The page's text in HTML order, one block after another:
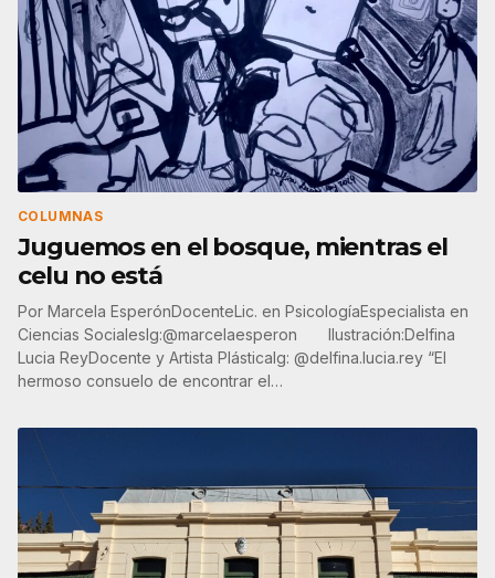
COLUMNAS
Juguemos en el bosque, mientras el
celu no está
Por Marcela EsperónDocenteLic. en PsicologíaEspecialista en
Ciencias SocialesIg:@marcelaesperon Ilustración:Delfina
Lucia ReyDocente y Artista PlásticaIg: @delfina.lucia.rey “El
hermoso consuelo de encontrar el…